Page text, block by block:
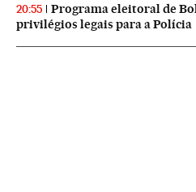
20:55
Programa eleitoral de
privilégios legais para a Polícia